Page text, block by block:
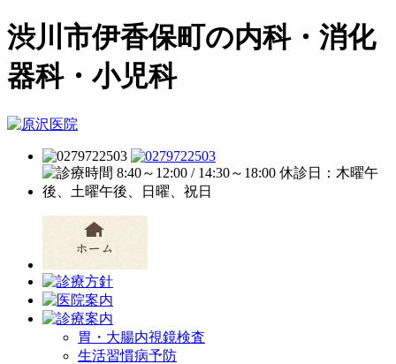
渋川市伊香保町の内科・消化
器科・小児科
胃・大腸内視鏡検査
生活習慣病予防